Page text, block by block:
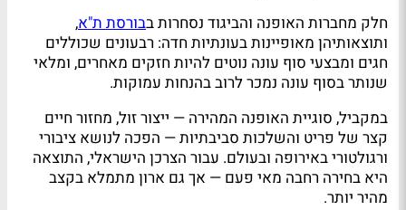
חלק מחברות האופנה והביגוד נסחרות בבורסת ת"א,
ותוצאותיהן מאופיינות בעונתיות חדה: רבעונים שכוללים
חגים ומבצעי סוף עונה נוטים להיות חזקים מאחרים, ומלאי
שנותר בסוף עונה נמכר לרוב בהנחות עמוקות.
במקביל, סוגיית האופנה המהירה — ייצור זול, מחזור חיים
קצר של פריט והשלכות סביבתיות — הפכה לנושא ציבורי
ורגולטורי באירופה ובעולם. עבור הצרכן הישראלי, התוצאה
היא בחירה רחבה מאי פעם — אך גם ארון מתמלא בקצב
מהיר יותר.